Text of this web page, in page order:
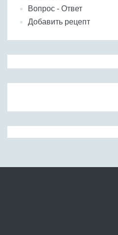
Вопрос - Ответ
Добавить рецепт